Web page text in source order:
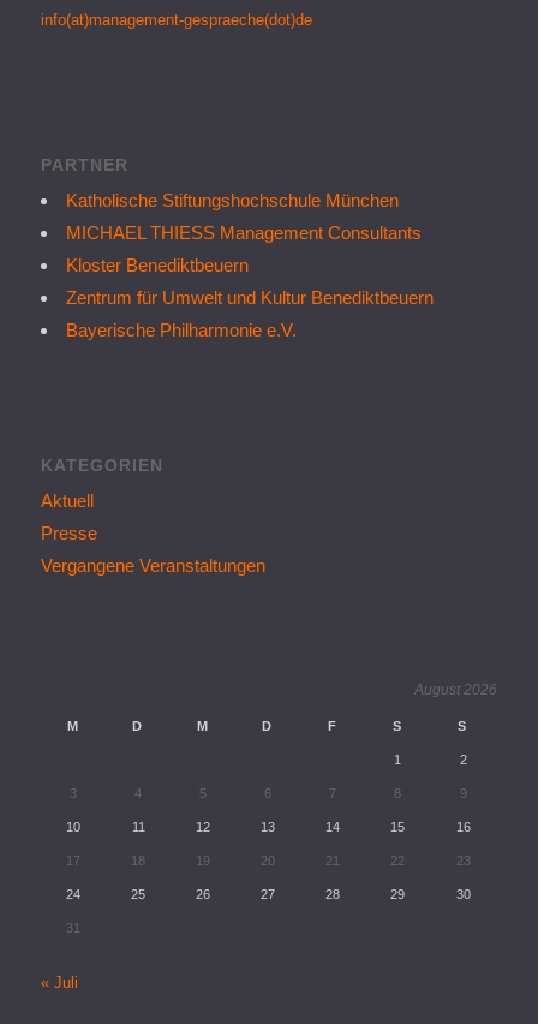
info(at)management-gespraeche(dot)de
PARTNER
Katholische Stiftungshochschule München
MICHAEL THIESS Management Consultants
Kloster Benediktbeuern
Zentrum für Umwelt und Kultur Benediktbeuern
Bayerische Philharmonie e.V.
KATEGORIEN
Aktuell
Presse
Vergangene Veranstaltungen
August 2026
M D M D F S S
1 2
3 4 5 6 7 8 9
10 11 12 13 14 15 16
17 18 19 20 21 22 23
24 25 26 27 28 29 30
31
« Juli